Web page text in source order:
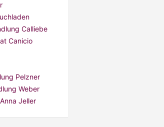
Calliebe
Canicio
Pelzner
Weber
Jeller